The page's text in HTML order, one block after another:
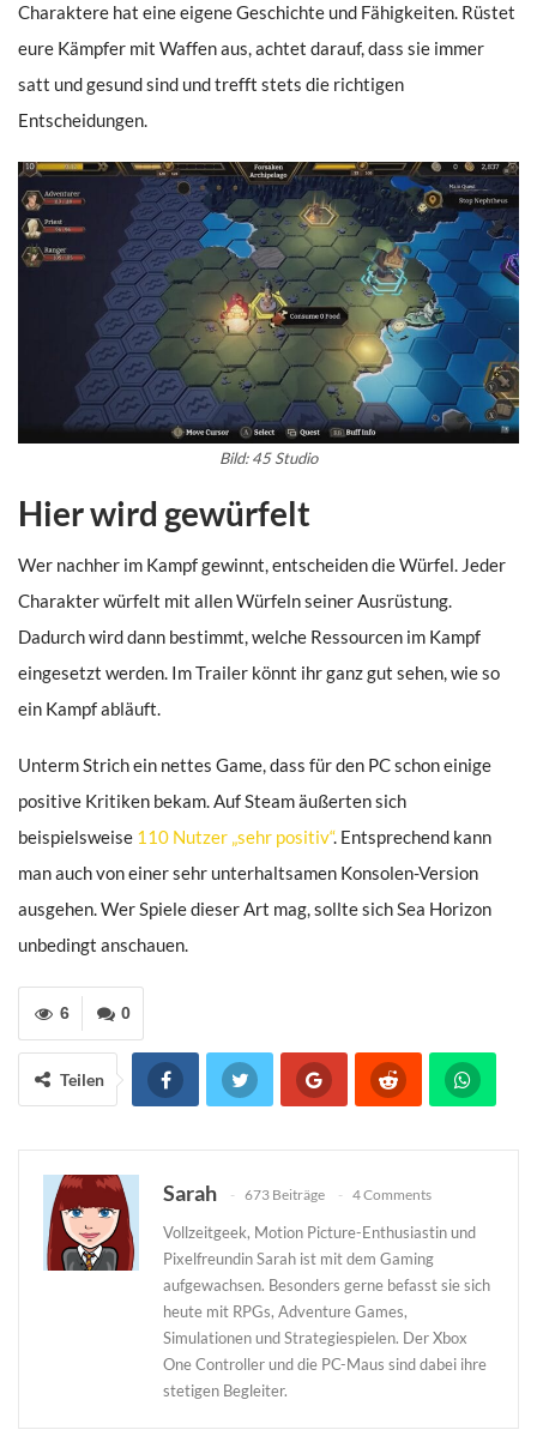
Charaktere hat eine eigene Geschichte und Fähigkeiten. Rüstet
eure Kämpfer mit Waffen aus, achtet darauf, dass sie immer
satt und gesund sind und trefft stets die richtigen
Entscheidungen.
Bild: 45 Studio
Hier wird gewürfelt
Wer nachher im Kampf gewinnt, entscheiden die Würfel. Jeder
Charakter würfelt mit allen Würfeln seiner Ausrüstung.
Dadurch wird dann bestimmt, welche Ressourcen im Kampf
eingesetzt werden. Im Trailer könnt ihr ganz gut sehen, wie so
ein Kampf abläuft.
Unterm Strich ein nettes Game, dass für den PC schon einige
positive Kritiken bekam. Auf Steam äußerten sich
beispielsweise 110 Nutzer „sehr positiv“. Entsprechend kann
man auch von einer sehr unterhaltsamen Konsolen-Version
ausgehen. Wer Spiele dieser Art mag, sollte sich Sea Horizon
unbedingt anschauen.
0
6
Teilen
Sarah 673 Beiträge 4 Comments
Vollzeitgeek, Motion Picture-Enthusiastin und
Pixelfreundin Sarah ist mit dem Gaming
aufgewachsen. Besonders gerne befasst sie sich
heute mit RPGs, Adventure Games,
Simulationen und Strategiespielen. Der Xbox
One Controller und die PC-Maus sind dabei ihre
stetigen Begleiter.